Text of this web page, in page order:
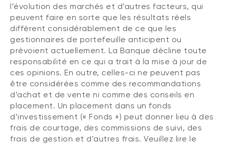
l’évolution des marchés et d’autres facteurs, qui
peuvent faire en sorte que les résultats réels
diffèrent considérablement de ce que les
gestionnaires de portefeuille anticipent ou
prévoient actuellement. La Banque décline toute
responsabilité en ce qui a trait à la mise à jour de
ces opinions. En outre, celles-ci ne peuvent pas
être considérées comme des recommandations
d’achat et de vente ni comme des conseils en
placement. Un placement dans un fonds
d’investissement (« Fonds ») peut donner lieu à des
frais de courtage, des commissions de suivi, des
frais de gestion et d’autres frais. Veuillez lire le